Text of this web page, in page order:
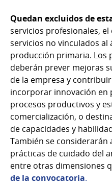
Quedan excluidos de
servicios profesionales,
servicios no vinculados
producción primaria. Los
deberán prever mejoras
de la empresa y
incorporar innovación en
procesos productivos y
comercialización, o
de capacidades y
También se
prácticas de cuidado del
entre otras dimensiones
de la convocatoria.